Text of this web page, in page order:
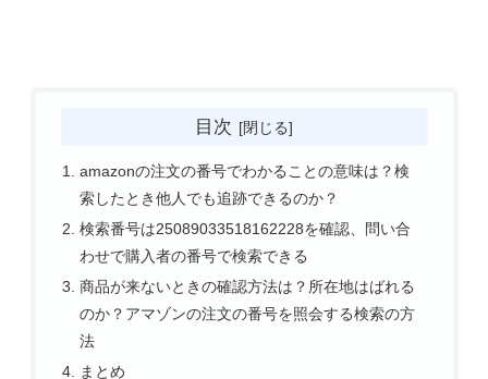
目次
amazonの注文の番号でわかることの意味は？検
索したとき他人でも追跡できるのか？
検索番号は25089033518162228を確認、問い合
わせで購入者の番号で検索できる
商品が来ないときの確認方法は？所在地はばれる
のか？アマゾンの注文の番号を照会する検索の方
法
まとめ